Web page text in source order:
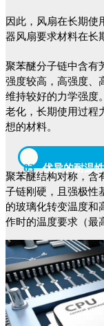
因此，风扇在长期使
器风扇要求材料在长
聚苯醚分子链中含有
强度较高，高强度、
维持较好的力学强度。
老化，长期使用过程
想的材料。
03 优异的耐温性
聚苯醚结构对称，含
子链刚硬，且强极性
的玻璃化转变温度和
作时的温度要求（最